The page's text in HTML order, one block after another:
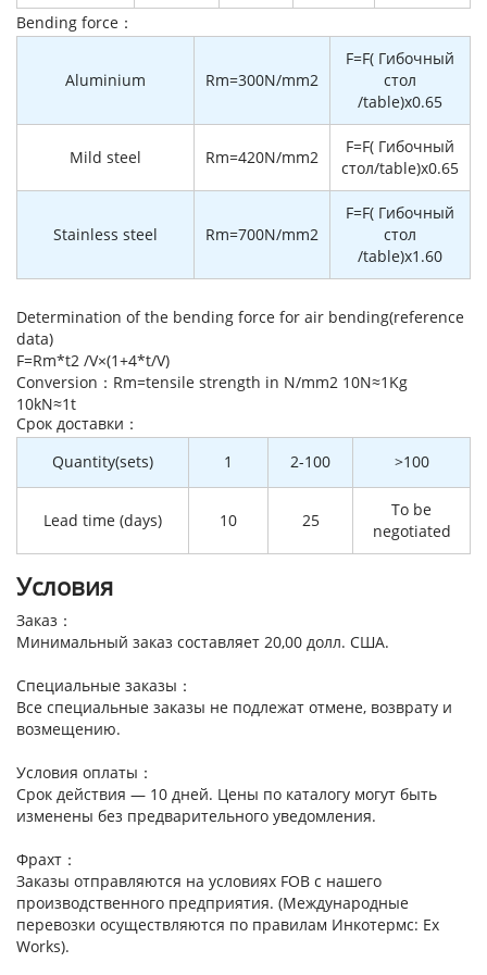
Bending force：
Aluminium Rm=300N/mm2
F=F( Гибочный
стол
/table)x0.65
Mild steel Rm=420N/mm2
F=F( Гибочный
стол/table)x0.65
Stainless steel Rm=700N/mm2
F=F( Гибочный
стол
/table)x1.60
Determination of the bending force for air bending(reference
data)
F=Rm*t2 /V×(1+4*t/V)
Conversion：Rm=tensile strength in N/mm2 10N≈1Kg
10kN≈1t
Cрок доставки：
Quantity(sets)
1 2-100 >100
Lead time (days) 10 25
To be
negotiated
Условия
Заказ：
Минимальный заказ составляет 20,00 долл. США.
Специальные заказы：
Все специальные заказы не подлежат отмене, возврату и
возмещению.
Условия оплаты：
Срок действия — 10 дней. Цены по каталогу могут быть
изменены без предварительного уведомления.
Фрахт：
Заказы отправляются на условиях FOB с нашего
производственного предприятия. (Международные
перевозки осуществляются по правилам Инкотермс: Ex
Works).